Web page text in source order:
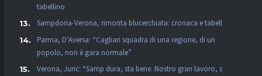
tabellino
Sampdoria-Verona, rimonta blucerchiata: cronaca e tabellino
Parma, D’Aversa: “Cagliari squadra di una regione, di un
popolo, non è gara normale”
Verona, Juric: “Samp dura, sta bene. Nostro gran lavoro, se vuoi